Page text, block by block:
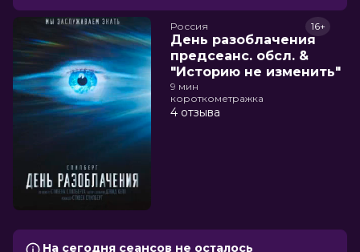
Россия
День разоблачения
предсеанс. обсл. &
"Историю не изменить"
16+
9 мин
короткометражка
4 отзыва
На сегодня сеансов не осталось